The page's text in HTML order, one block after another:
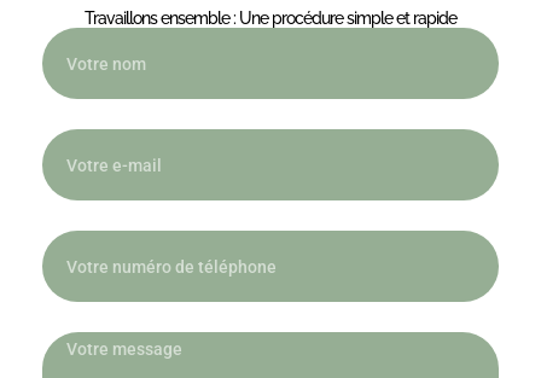
Travaillons ensemble : Une procédure simple et rapide